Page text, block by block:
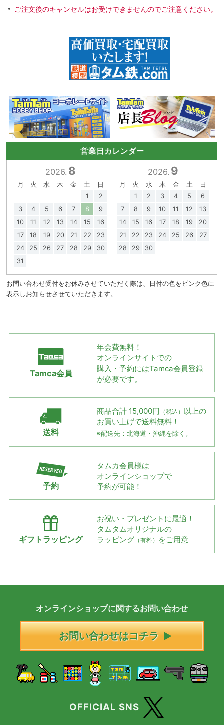
ご注文後のキャンセルはお受けできませんのでご注意ください。
営業日カレンダー
2026. 8
月 火 水 木 金 土
日
1
2
3
4 5 6 7 8
9
10
11 12 13 14 15
16
17
18 19 20 21 22
23
24
25 26 27 28 29
30
31
2026. 9
月 火 水 木 金 土
日
1
2 3 4 5
6
7
8 9 10 11 12
13
14
15 16 17 18 19
20
21
22 23 24 25 26
27
28
29 30
お問い合わせ受付をお休みさせていただく際は、日付の色をピンク色に
表示しお知らせさせていただきます。
Tamca会員
年会費無料！
オンラインサイトでの
購入・予約にはTamca会員登録
が必要です。
送料
商品合計 15,000円 （税込） 以上の
お買い上げで送料無料！
※配送先：北海道・沖縄を除く。
予約
タムカ会員様は
オンラインショップで
予約が可能！
ギフトラッピング
お祝い・プレゼントに最適！
タムタムオリジナルの
ラッピング （有料） をご用意
オンラインショップに関するお問い合わせ
お問い合わせはコチラ
OFFICIAL SNS